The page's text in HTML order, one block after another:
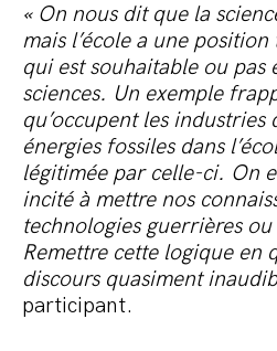
« On nous dit que la
mais l’école a une
qui est souhaitable ou pas
sciences. Un exemple
qu’occupent les industries
énergies fossiles dans
légitimée par celle-ci. On
incité à mettre nos
technologies guerrières
Remettre cette logique en
discours quasiment
participant.